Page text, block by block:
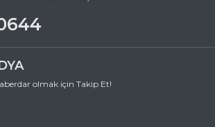
Füme
olmak için Takip Et!